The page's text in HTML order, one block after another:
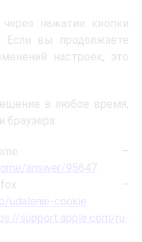
нажатие кнопки
Если вы продолжаете
настроек, это
в любое время,
браузера:
–
answer/95647
–
udalenie-cookie
support.apple.com/ru-